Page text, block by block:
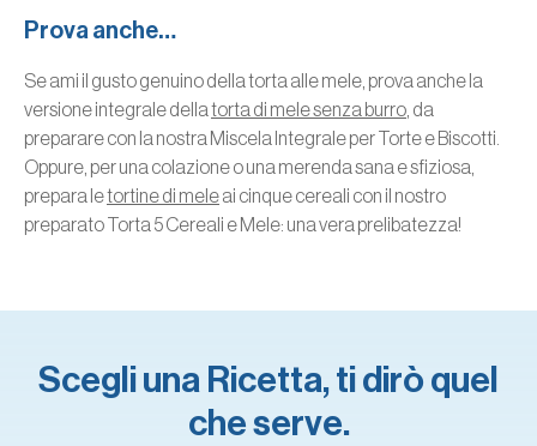
Prova anche…
Se ami il gusto genuino della torta alle mele, prova anche la
versione integrale dellatorta di mele senza burro , da
preparare con la nostra Miscela Integrale per Torte e Biscotti.
Oppure, per una colazione o una merenda sana e sfiziosa,
prepara letortine di meleai cinque cereali con il nostro
preparato Torta 5 Cereali e Mele: una vera prelibatezza!
Scegli una Ricetta, ti dirò quel
che serve.